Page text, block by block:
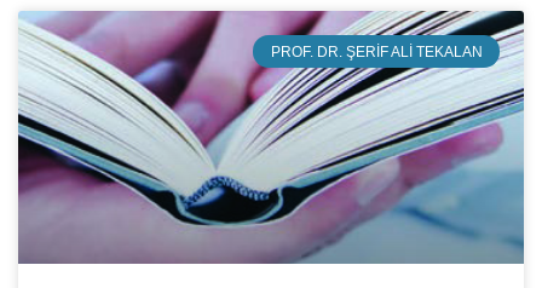
PROF. DR. ŞERIF ALI TEKALAN